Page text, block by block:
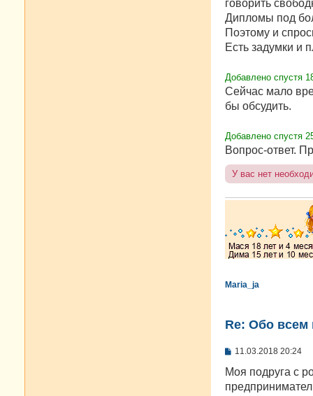
говорить
Дипломы под
Поэтому и
Есть задумки и
Добавлено спустя
Сейчас мало
бы обсудить.
Добавлено спустя
Вопрос-ответ.
У вас нет
Maria_ja
Re: Oбо всем
С
о
щ
11.03.2018 20:24
Моя подруга с